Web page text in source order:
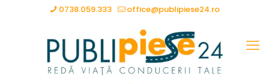
0738.059.333 office@publipiese24.ro